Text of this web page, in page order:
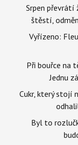
Srpen převrátí
štěstí,
Vyřízeno:
Při bouřce na
Jednu
Cukr, který stojí
Byl to